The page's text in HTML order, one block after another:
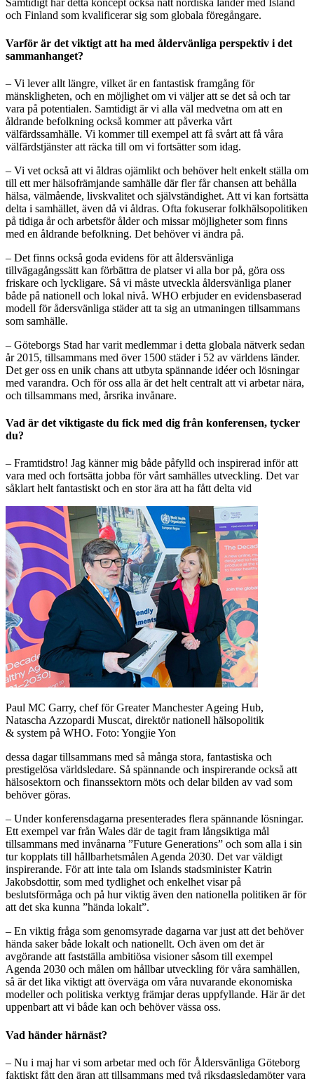
Samtidigt har detta koncept också nått nordiska länder med Island
och Finland som kvalificerar sig som globala föregångare.
Varför är det viktigt att ha med åldervänliga perspektiv i det
sammanhanget?
– Vi lever allt längre, vilket är en fantastisk framgång för
mänskligheten, och en möjlighet om vi väljer att se det så och tar
vara på potentialen. Samtidigt är vi alla väl medvetna om att en
åldrande befolkning också kommer att påverka vårt
välfärdssamhälle. Vi kommer till exempel att få svårt att få våra
välfärdstjänster att räcka till om vi fortsätter som idag.
– Vi vet också att vi åldras ojämlikt och behöver helt enkelt ställa om
till ett mer hälsofrämjande samhälle där fler får chansen att behålla
hälsa, välmående, livskvalitet och självständighet. Att vi kan fortsätta
delta i samhället, även då vi åldras. Ofta fokuserar folkhälsopolitiken
på tidiga år och arbetsför ålder och missar möjligheter som finns
med en åldrande befolkning. Det behöver vi ändra på.
– Det finns också goda evidens för att åldersvänliga
tillvägagångssätt kan förbättra de platser vi alla bor på, göra oss
friskare och lyckligare. Så vi måste utveckla åldersvänliga planer
både på nationell och lokal nivå. WHO erbjuder en evidensbaserad
modell för ådersvänliga städer att ta sig an utmaningen tillsammans
som samhälle.
– Göteborgs Stad har varit medlemmar i detta globala nätverk sedan
år 2015, tillsammans med över 1500 städer i 52 av världens länder.
Det ger oss en unik chans att utbyta spännande idéer och lösningar
med varandra. Och för oss alla är det helt centralt att vi arbetar nära,
och tillsammans med, årsrika invånare.
Vad är det viktigaste du fick med dig från konferensen, tycker
du?
– Framtidstro! Jag känner mig både påfylld och inspirerad inför att
vara med och fortsätta jobba för vårt samhälles utveckling. Det var
såklart helt fantastiskt och en stor ära att ha fått delta vid
Paul MC Garry, chef för Greater Manchester Ageing Hub,
Natascha Azzopardi Muscat, direktör nationell hälsopolitik
& system på WHO. Foto: Yongjie Yon
dessa dagar tillsammans med så många stora, fantastiska och
prestigelösa världsledare. Så spännande och inspirerande också att
hälsosektorn och finanssektorn möts och delar bilden av vad som
behöver göras.
– Under konferensdagarna presenterades flera spännande lösningar.
Ett exempel var från Wales där de tagit fram långsiktiga mål
tillsammans med invånarna ”Future Generations” och som alla i sin
tur kopplats till hållbarhetsmålen Agenda 2030. Det var väldigt
inspirerande. För att inte tala om Islands stadsminister Katrin
Jakobsdottir, som med tydlighet och enkelhet visar på
beslutsförmåga och på hur viktig även den nationella politiken är för
att det ska kunna ”hända lokalt”.
– En viktig fråga som genomsyrade dagarna var just att det behöver
hända saker både lokalt och nationellt. Och även om det är
avgörande att fastställa ambitiösa visioner såsom till exempel
Agenda 2030 och målen om hållbar utveckling för våra samhällen,
så är det lika viktigt att överväga om våra nuvarande ekonomiska
modeller och politiska verktyg främjar deras uppfyllande. Här är det
uppenbart att vi både kan och behöver vässa oss.
Vad händer härnäst?
– Nu i maj har vi som arbetar med och för Åldersvänliga Göteborg
faktiskt fått den äran att tillsammans med två riksdagsledamöter vara